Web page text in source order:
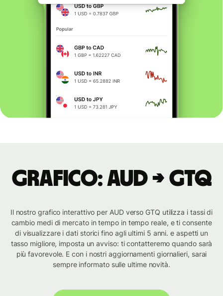
Grafico: AUD → GTQ
Il nostro grafico interattivo per AUD verso GTQ utilizza i tassi di
cambio medi di mercato in tempo in tempo reale, e ti consente
di visualizzare i dati storici fino agli ultimi 5 anni. e aspetti un
tasso migliore, imposta un avviso: ti contatteremo quando sarà
più favorevole. E con i nostri aggiornamenti giornalieri, sarai
sempre informato sulle ultime novità.